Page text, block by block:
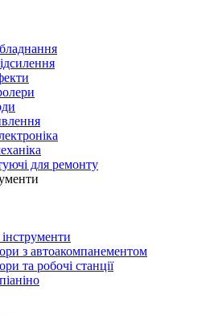
для ремонту
з автоакомпанементом
та робочі станції